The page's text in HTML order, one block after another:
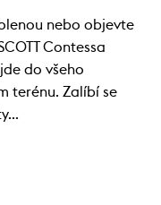
nebo objevte
Contessa
do všeho
terénu. Zalíbí se